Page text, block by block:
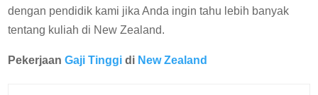
dengan pendidik kami jika Anda ingin tahu lebih banyak
tentang kuliah di New Zealand.
PekerjaanGaji Tinggi di New Zealand